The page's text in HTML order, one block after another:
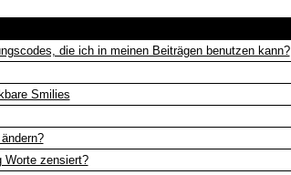
die ich in meinen Beiträgen benutzen kann?
Smilies
Worte zensiert?